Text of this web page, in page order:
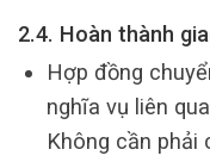
2.4. Hoàn thành
Hợp đồng
nghĩa vụ liên
Không cần phải